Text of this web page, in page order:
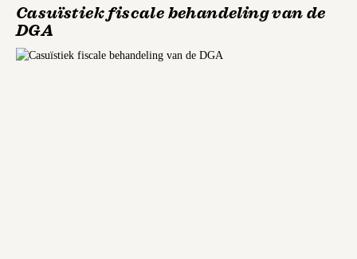
Casuïstiek fiscale behandeling van de
DGA